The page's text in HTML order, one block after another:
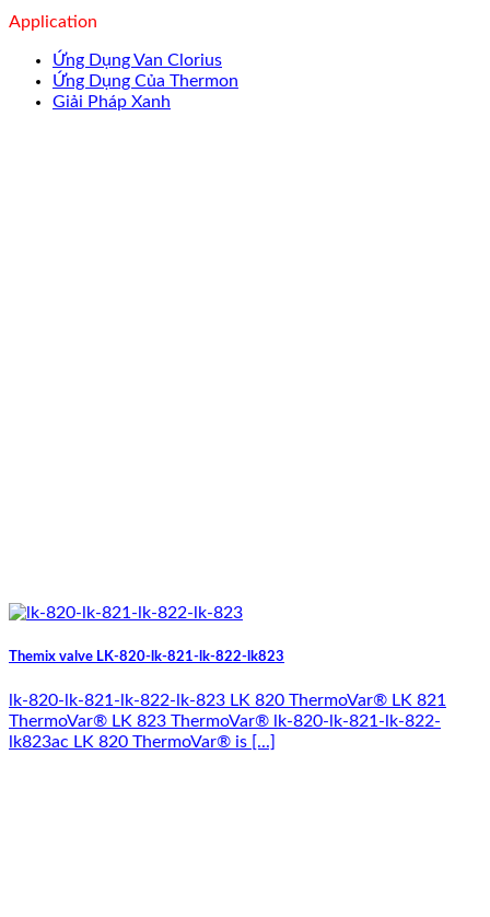
Application
Ứng Dụng Van Clorius
Ứng Dụng Của Thermon
Giải Pháp Xanh
Themix valve LK-820-lk-821-lk-822-lk823
lk-820-lk-821-lk-822-lk-823 LK 820 ThermoVar® LK 821
ThermoVar® LK 823 ThermoVar® lk-820-lk-821-lk-822-
lk823ac LK 820 ThermoVar® is [...]